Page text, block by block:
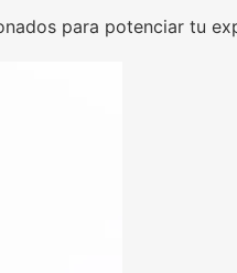
para potenciar tu